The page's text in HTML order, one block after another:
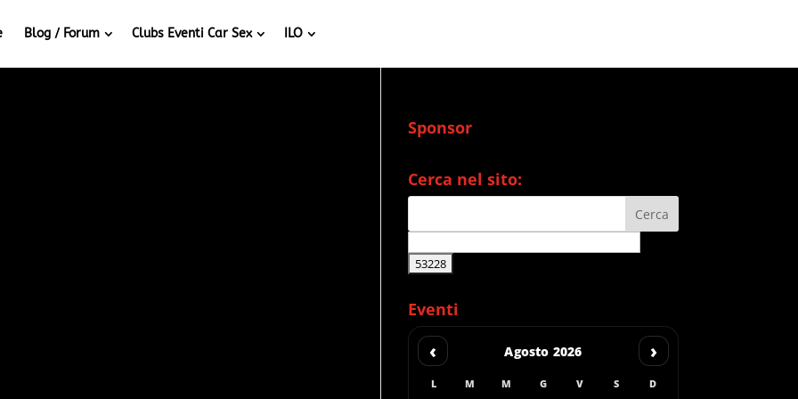
Blog / Forum Clubs Eventi Car Sex ILO
Sponsor
Cerca nel sito:
Eventi
‹ Agosto 2026 ›
L M M G V S D